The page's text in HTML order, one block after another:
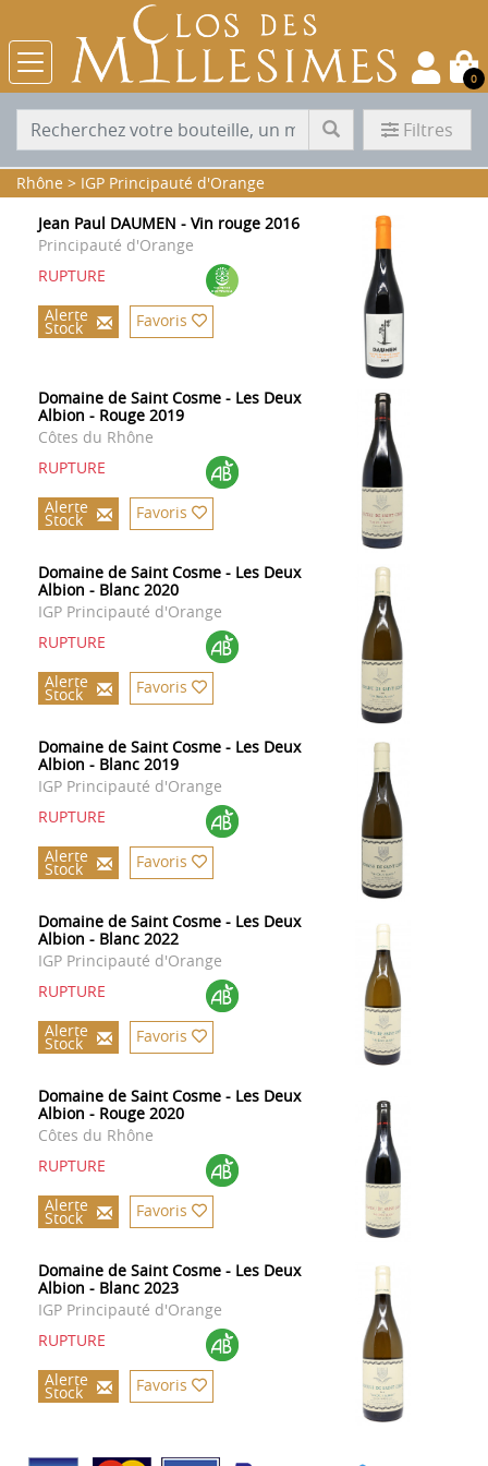
0
Filtres
Rhône > IGP Principauté d'Orange
Jean Paul DAUMEN - Vin rouge 2016
Principauté d'Orange
RUPTURE
Alerte
Stock Favoris
Domaine de Saint Cosme - Les Deux
Albion - Rouge 2019
Côtes du Rhône
RUPTURE
Alerte
Stock Favoris
Domaine de Saint Cosme - Les Deux
Albion - Blanc 2020
IGP Principauté d'Orange
RUPTURE
Alerte
Stock Favoris
Domaine de Saint Cosme - Les Deux
Albion - Blanc 2019
IGP Principauté d'Orange
RUPTURE
Alerte
Stock Favoris
Domaine de Saint Cosme - Les Deux
Albion - Blanc 2022
IGP Principauté d'Orange
RUPTURE
Alerte
Stock Favoris
Domaine de Saint Cosme - Les Deux
Albion - Rouge 2020
Côtes du Rhône
RUPTURE
Alerte
Stock Favoris
Domaine de Saint Cosme - Les Deux
Albion - Blanc 2023
IGP Principauté d'Orange
RUPTURE
Alerte
Stock Favoris